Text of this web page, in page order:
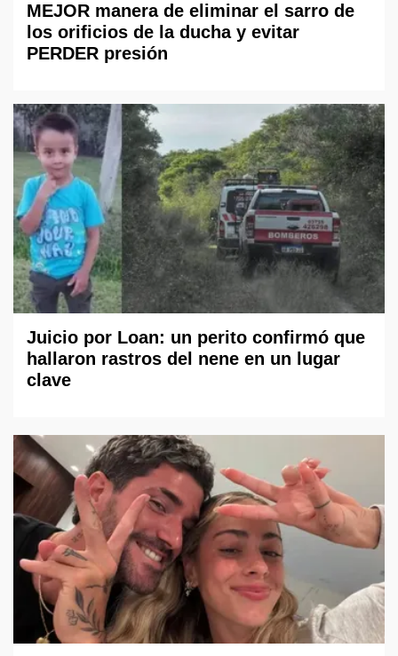
MEJOR manera de eliminar el sarro de
los orificios de la ducha y evitar
PERDER presión
Juicio por Loan: un perito confirmó que
hallaron rastros del nene en un lugar
clave